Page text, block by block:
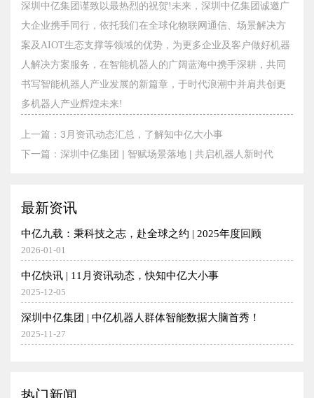
深圳中亿集团谨致以最热烈的祝贺!未来，深圳中亿集团诚邀广
大企业携手同行，依托我们在全球化物联网通信、场景解决方
案及AIOT生态支撑等领域的优势，为更多企业及客户做好机器
人解决方案服务，在智能机器人的广阔蓝海中携手深耕，共同
书写智能机器人产业发展的新篇章，于时代浪潮中并肩共创更
多机器人产业辉煌未来!
上一篇：3月资讯动态汇总，了解知中亿大小事
下一篇：深圳中亿集团 | 智赋场景落地 | 共启机器人新时代
最新资讯
3月资讯动态汇总，了解知中亿大小事
热烈祝贺！云迹科技IPO大捷 | 深圳中亿集团六载同行，见证荣耀！
深圳中亿集团 | 智赋场景落地 | 共启机器人新时代
2026-03-16
2026-02-11
2026-01-09
中亿九载：秉科技之志，赴全球之约 | 2025年度回顾
中亿快讯 | 11月资讯动态，快知中亿大小事
深圳中亿集团 | 中亿机器人群体智能数据大脑首秀！
深圳中亿集团 | 新总部开工装修仪式 | 圆满举行！
3月资讯动态汇总，了解知中亿大小事
2026-03-24
深圳中亿集团 | 智赋场景落地 | 共启机器人新时代
2026-03-16
中亿快讯 | 12月资讯动态，快知中亿大小事
2026-01-09
2026-01-01